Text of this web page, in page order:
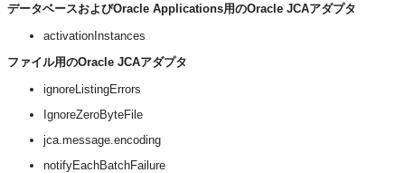
データベースおよびOracle Applications用のOracle JCAアダプタ
activationInstances
ファイル用のOracle JCAアダプタ
ignoreListingErrors
IgnoreZeroByteFile
jca.message.encoding
notifyEachBatchFailure